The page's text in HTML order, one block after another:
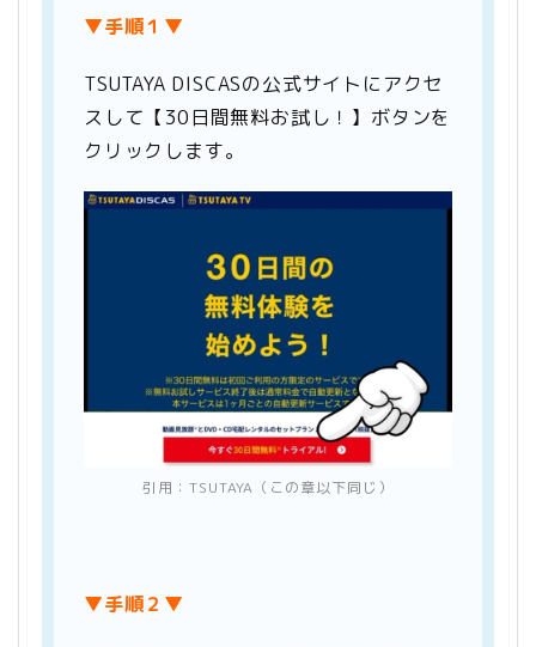
▼手順１▼
TSUTAYA DISCASの公式サイトにアクセ
スして【30日間無料お試し！】ボタンを
クリックします。
引用： TSUTAYA （この章以下同じ）
▼手順２▼